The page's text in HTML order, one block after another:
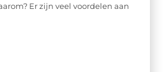
Er zijn veel voordelen aan